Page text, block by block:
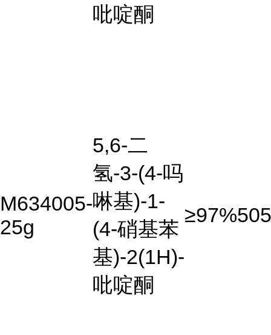
吡啶酮
M634005-
25g
5,6-二
氢-3-(4-吗
啉基)-1-
(4-硝基苯
基)-2(1H)-
吡啶酮
≥97%